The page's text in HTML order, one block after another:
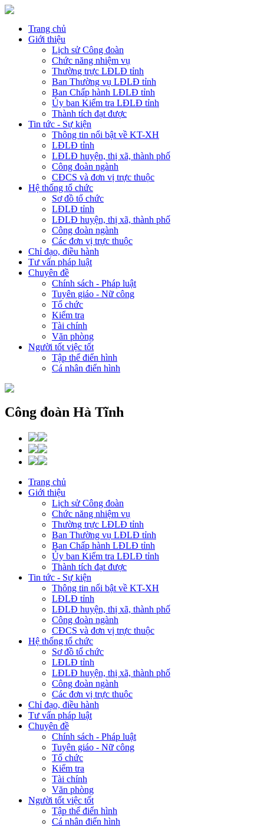
Trang chủ
Giới thiệu
Lịch sử Công đoàn
Chức năng nhiệm vụ
Thường trực LĐLĐ tỉnh
Ban Thường vụ LĐLĐ tỉnh
Ban Chấp hành LĐLĐ tỉnh
Ủy ban Kiểm tra LĐLĐ tỉnh
Thành tích đạt được
Tin tức - Sự kiện
Thông tin nổi bật về KT-XH
LĐLĐ tỉnh
LĐLĐ huyện, thị xã, thành phố
Công đoàn ngành
CĐCS và đơn vị trực thuộc
Hệ thống tổ chức
Sơ đồ tổ chức
LĐLĐ tỉnh
LĐLĐ huyện, thị xã, thành phố
Công đoàn ngành
Các đơn vị trực thuộc
Chỉ đạo, điều hành
Tư vấn pháp luật
Chuyên đề
Chính sách - Pháp luật
Tuyên giáo - Nữ công
Tổ chức
Kiểm tra
Tài chính
Văn phòng
Người tốt việc tốt
Tập thể điển hình
Cá nhân điển hình
Công đoàn Hà Tĩnh
Trang chủ
Giới thiệu
Lịch sử Công đoàn
Chức năng nhiệm vụ
Thường trực LĐLĐ tỉnh
Ban Thường vụ LĐLĐ tỉnh
Ban Chấp hành LĐLĐ tỉnh
Ủy ban Kiểm tra LĐLĐ tỉnh
Thành tích đạt được
Tin tức - Sự kiện
Thông tin nổi bật về KT-XH
LĐLĐ tỉnh
LĐLĐ huyện, thị xã, thành phố
Công đoàn ngành
CĐCS và đơn vị trực thuộc
Hệ thống tổ chức
Sơ đồ tổ chức
LĐLĐ tỉnh
LĐLĐ huyện, thị xã, thành phố
Công đoàn ngành
Các đơn vị trực thuộc
Chỉ đạo, điều hành
Tư vấn pháp luật
Chuyên đề
Chính sách - Pháp luật
Tuyên giáo - Nữ công
Tổ chức
Kiểm tra
Tài chính
Văn phòng
Người tốt việc tốt
Tập thể điển hình
Cá nhân điển hình